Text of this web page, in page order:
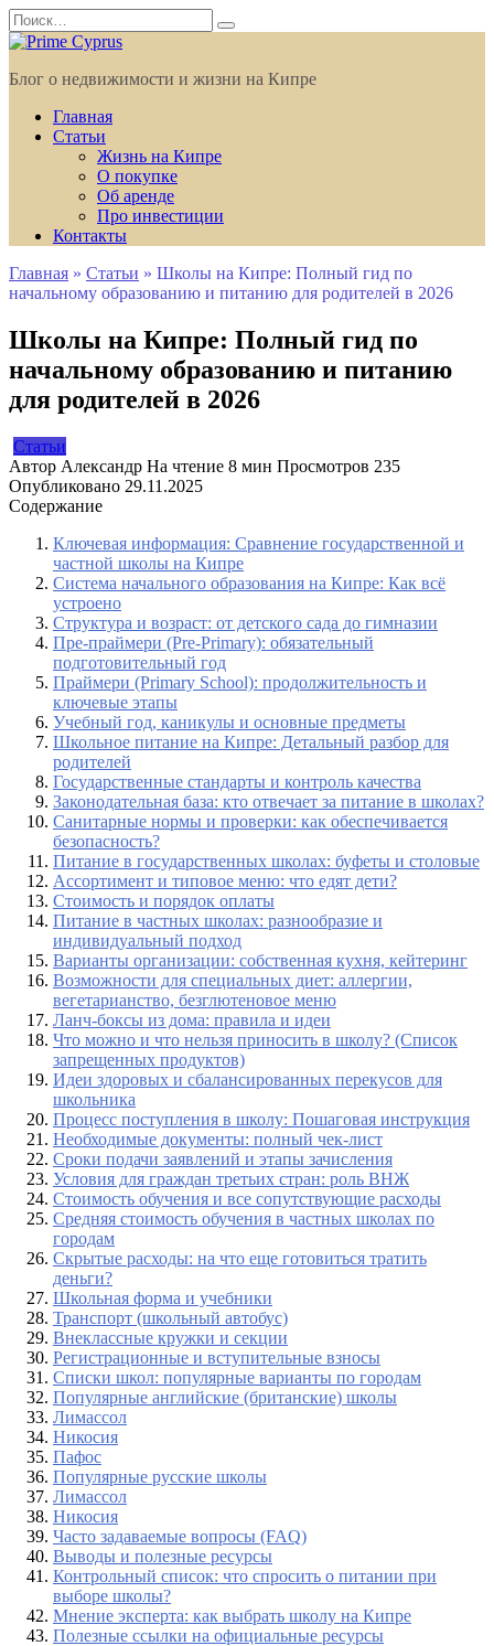
Перейти
к
содержанию
Search
for:
Блог о недвижимости и жизни на Кипре
Главная
Статьи
Жизнь на Кипре
О покупке
Об аренде
Про инвестиции
Контакты
Главная » Статьи » Школы на Кипре: Полный гид по
начальному образованию и питанию для родителей в 2026
Школы на Кипре: Полный гид по
начальному образованию и питанию
для родителей в 2026
Статьи
Автор Александр На чтение 8 мин Просмотров 235
Опубликовано 29.11.2025
Содержание
Ключевая информация: Сравнение государственной и
частной школы на Кипре
Система начального образования на Кипре: Как всё
устроено
Структура и возраст: от детского сада до гимназии
Пре-праймери (Pre-Primary): обязательный
подготовительный год
Праймери (Primary School): продолжительность и
ключевые этапы
Учебный год, каникулы и основные предметы
Школьное питание на Кипре: Детальный разбор для
родителей
Государственные стандарты и контроль качества
Законодательная база: кто отвечает за питание в школах?
Санитарные нормы и проверки: как обеспечивается
безопасность?
Питание в государственных школах: буфеты и столовые
Ассортимент и типовое меню: что едят дети?
Стоимость и порядок оплаты
Питание в частных школах: разнообразие и
индивидуальный подход
Варианты организации: собственная кухня, кейтеринг
Возможности для специальных диет: аллергии,
вегетарианство, безглютеновое меню
Ланч-боксы из дома: правила и идеи
Что можно и что нельзя приносить в школу? (Список
запрещенных продуктов)
Идеи здоровых и сбалансированных перекусов для
школьника
Процесс поступления в школу: Пошаговая инструкция
Необходимые документы: полный чек-лист
Сроки подачи заявлений и этапы зачисления
Условия для граждан третьих стран: роль ВНЖ
Стоимость обучения и все сопутствующие расходы
Средняя стоимость обучения в частных школах по
городам
Скрытые расходы: на что еще готовиться тратить
деньги?
Школьная форма и учебники
Транспорт (школьный автобус)
Внеклассные кружки и секции
Регистрационные и вступительные взносы
Списки школ: популярные варианты по городам
Популярные английские (британские) школы
Лимассол
Никосия
Пафос
Популярные русские школы
Лимассол
Никосия
Часто задаваемые вопросы (FAQ)
Выводы и полезные ресурсы
Контрольный список: что спросить о питании при
выборе школы?
Мнение эксперта: как выбрать школу на Кипре
Полезные ссылки на официальные ресурсы